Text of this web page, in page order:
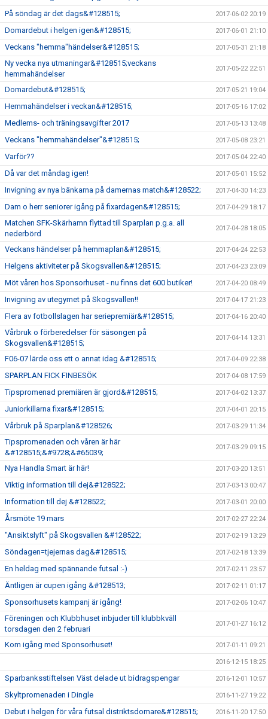
På söndag är det dags&#128515; 2017-06-02 20:19
Domardebut i helgen igen&#128515; 2017-06-01 21:10
Veckans "hemma"händelser&#128515; 2017-05-31 21:18
Ny vecka nya utmaningar&#128515;veckans
hemmahändelser
2017-05-22 22:51
Domardebut&#128515; 2017-05-21 19:04
Hemmahändelser i veckan&#128515; 2017-05-16 17:02
Medlems- och träningsavgifter 2017 2017-05-13 13:48
Veckans "hemmahändelser"&#128515; 2017-05-08 23:21
Varför?? 2017-05-04 22:40
Då var det måndag igen! 2017-05-01 15:52
Invigning av nya bänkarna på damernas match&#128522; 2017-04-30 14:23
Dam o herr seniorer igång på fixardagen&#128515; 2017-04-29 18:17
Matchen SFK-Skärhamn flyttad till Sparplan p.g.a. all
nederbörd
2017-04-28 18:05
Veckans händelser på hemmaplan&#128515; 2017-04-24 22:53
Helgens aktiviteter på Skogsvallen&#128515; 2017-04-23 23:09
Möt våren hos Sponsorhuset - nu finns det 600 butiker! 2017-04-20 08:49
Invigning av utegymet på Skogsvallen!! 2017-04-17 21:23
Flera av fotbollslagen har seriepremiär&#128515; 2017-04-16 20:40
Vårbruk o förberedelser för säsongen på
Skogsvallen&#128515;
2017-04-14 13:31
F06-07 lärde oss ett o annat idag &#128515; 2017-04-09 22:38
SPARPLAN FICK FINBESÖK 2017-04-08 17:59
Tipspromenad premiären är gjord&#128515; 2017-04-02 13:37
Juniorkillarna fixar&#128515; 2017-04-01 20:15
Vårbruk på Sparplan&#128526; 2017-03-29 11:34
Tipspromenaden och våren är här
&#128515;&#9728;&#65039;
2017-03-29 09:15
Nya Handla Smart är här! 2017-03-20 13:51
Viktig information till dej&#128522; 2017-03-13 00:47
Information till dej &#128522; 2017-03-01 20:00
Årsmöte 19 mars 2017-02-27 22:24
"Ansiktslyft" på Skogsvallen &#128522; 2017-02-19 13:29
Söndagen=tjejernas dag&#128515; 2017-02-18 13:39
En heldag med spännande futsal :-) 2017-02-11 23:57
Äntligen är cupen igång &#128513; 2017-02-11 01:17
Sponsorhusets kampanj är igång! 2017-02-06 10:47
Föreningen och Klubbhuset inbjuder till klubbkväll
torsdagen den 2 februari
2017-01-27 16:12
Kom igång med Sponsorhuset! 2017-01-11 09:21
2016-12-15 18:25
Sparbanksstiftelsen Väst delade ut bidragspengar 2016-12-01 10:57
Skyltpromenaden i Dingle 2016-11-27 19:22
Debut i helgen för våra futsal distriktsdomare&#128515; 2016-11-20 17:50